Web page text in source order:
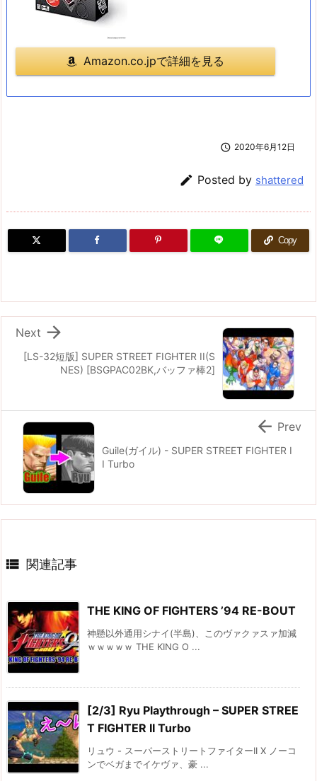
Amazon.co.jpで詳細を見る
 2020年6月12日
 Posted by shattered
Copy
[LS-32短版] SUPER STREET FIGHTER II(S
NES) [BSGPAC02BK,バッファ棒2]

Next
Guile(ガイル) - SUPER STREET FIGHTER I
I Turbo
 Prev
 関連記事
THE KING OF FIGHTERS ’94 RE-BOUT
神懸以外通用シナイ(半島)、このヴァクァスァ加減
ｗｗｗｗｗ THE KING O ...
[2/3] Ryu Playthrough – SUPER STREE
T FIGHTER II Turbo
リュウ - スーパーストリートファイターII X ノーコ
ンでベガまでイケヴァ、豪 ...